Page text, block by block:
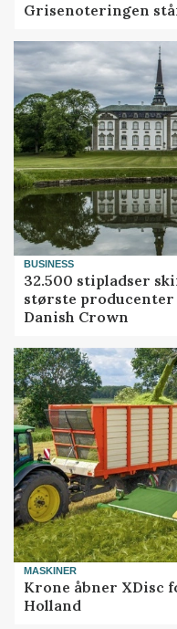
Grisenoteringen
BUSINESS
32.500 stipladser
største
Danish Crown
MASKINER
Krone åbner XDisc
Holland